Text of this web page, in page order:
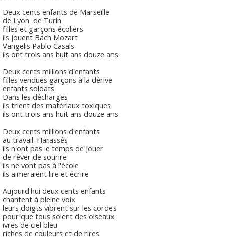
Deux cents enfants de Marseille
de Lyon de Turin
filles et garçons écoliers
ils jouent Bach Mozart
Vangelis Pablo Casals
ils ont trois ans huit ans douze ans
Deux cents millions d'enfants
filles vendues garçons à la dérive
enfants soldats
Dans les décharges
ils trient des matériaux toxiques
ils ont trois ans huit ans douze ans
Deux cents millions d'enfants
au travail. Harassés
ils n'ont pas le temps de jouer
de rêver de sourire
ils ne vont pas à l'école
ils aimeraient lire et écrire
Aujourd'hui deux cents enfants
chantent à pleine voix
leurs doigts vibrent sur les cordes
pour que tous soient des oiseaux
ivres de ciel bleu
riches de couleurs et de rires